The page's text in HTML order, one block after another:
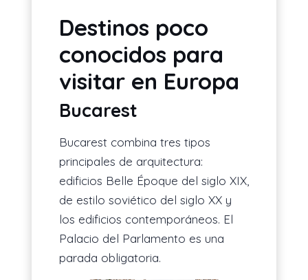
Destinos poco
conocidos para
visitar en Europa
Bucarest
Bucarest combina tres tipos
principales de arquitectura:
edificios Belle Époque del siglo XIX,
de estilo soviético del siglo XX y
los edificios contemporáneos. El
Palacio del Parlamento es una
parada obligatoria.